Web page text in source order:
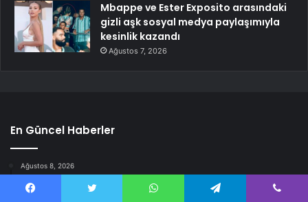
Mbappe ve Ester Exposito arasındaki
gizli aşk sosyal medya paylaşımıyla
kesinlik kazandı
Ağustos 7, 2026
En Güncel Haberler
Ağustos 8, 2026
Muratpaşa, küresel genç iklim ağına katıldı